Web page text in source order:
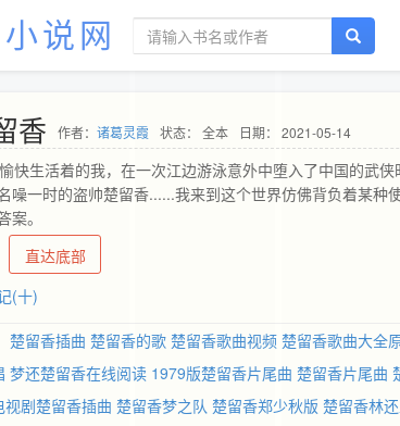
说网
香 作者： 诸葛灵霞 状态： 全本 日期： 2021-05-14
快生活着的我，在一次江边游泳意外中堕入了中国的武
噪一时的盗帅楚留香......我来到这个世界仿佛背负着某种
案。
直达底部
(十)
楚留香插曲 楚留香的歌 楚留香歌曲视频 楚留香歌曲大全
梦还楚留香在线阅读 1979版楚留香片尾曲 楚留香片尾曲
视剧楚留香插曲 楚留香梦之队 楚留香郑少秋版 楚留香林